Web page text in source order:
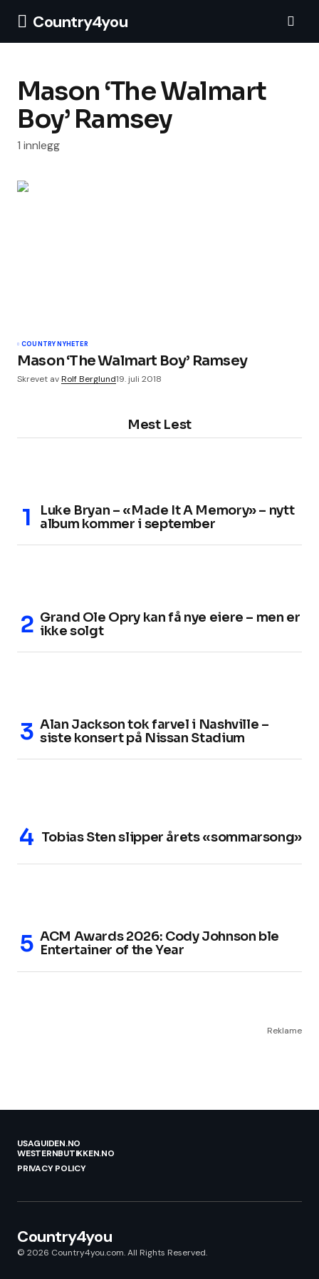
Country4you
Mason ‘The Walmart
Boy’ Ramsey
1 innlegg
COUNTRY NYHETER
Mason ‘The Walmart Boy’ Ramsey
Skrevet avRolf Berglund19. juli 2018
Mest Lest
Luke Bryan – «Made It A Memory» – nytt
album kommer i september
Grand Ole Opry kan få nye eiere – men er
ikke solgt
Alan Jackson tok farvel i Nashville –
siste konsert på Nissan Stadium
Tobias Sten slipper årets «sommarsong»
ACM Awards 2026: Cody Johnson ble
Entertainer of the Year
Reklame
USAGUIDEN.NO
WESTERNBUTIKKEN.NO
PRIVACY POLICY
Country4you
© 2026 Country4you.com. All Rights Reserved.